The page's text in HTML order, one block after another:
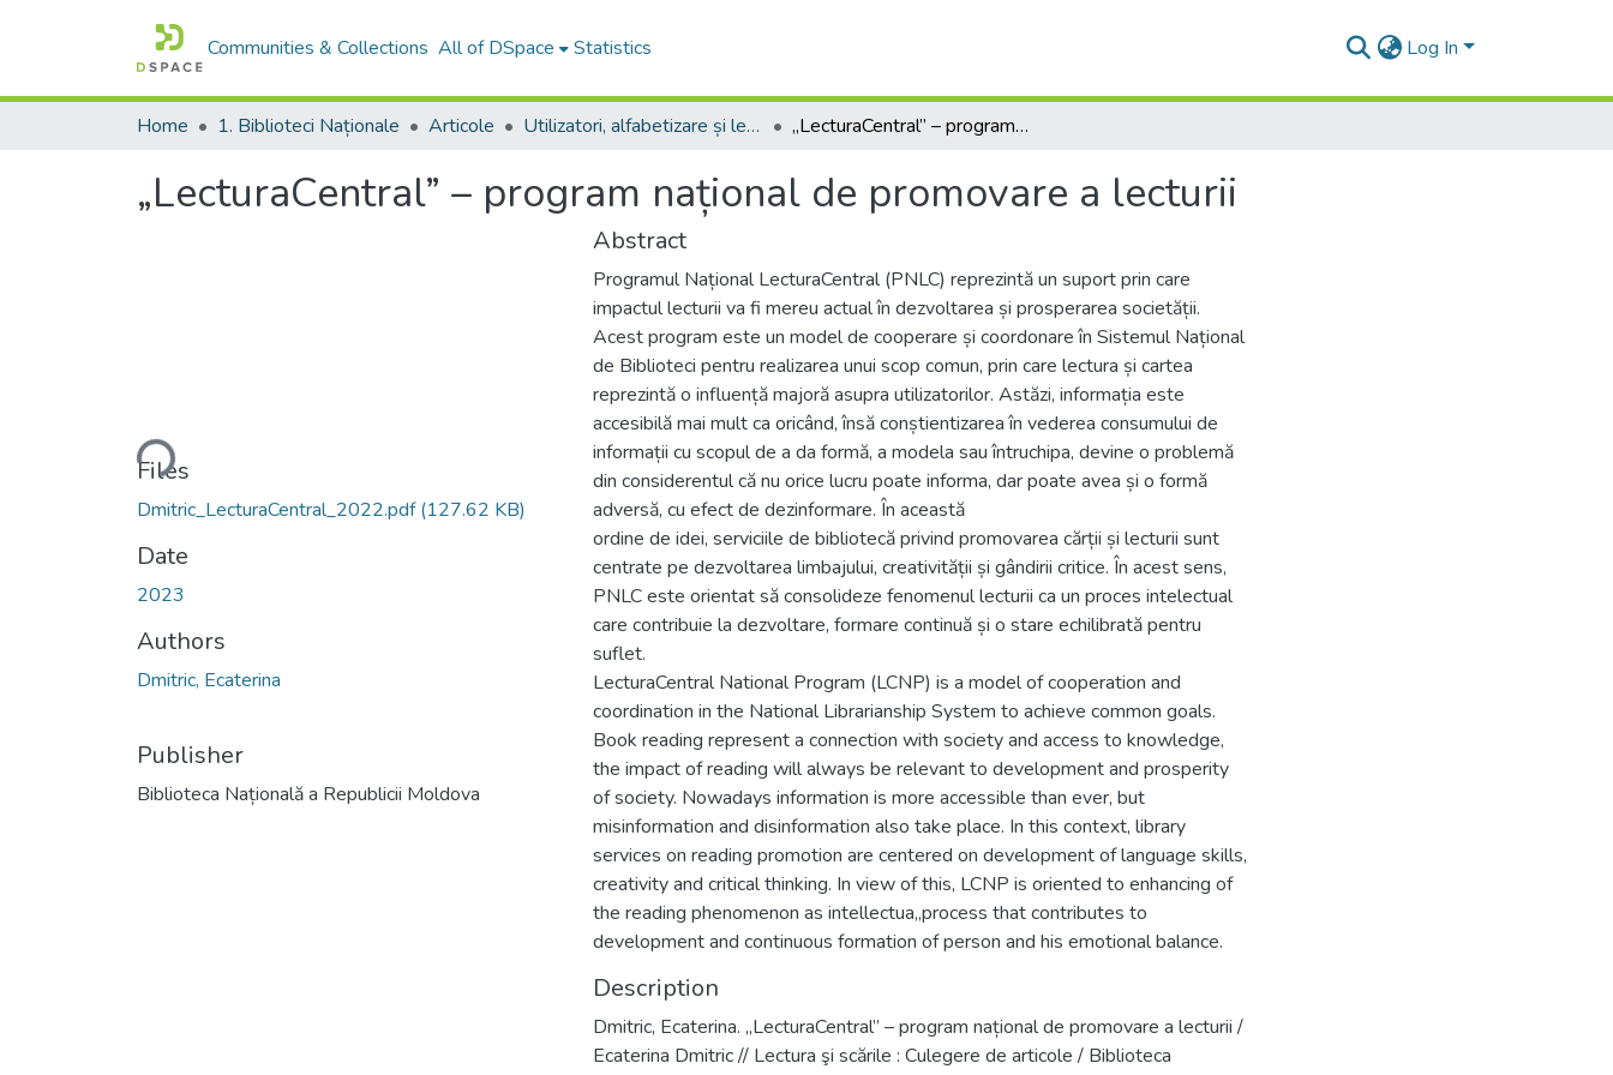
Communities & Collections All of DSpace Statistics Log In
Home 1. Biblioteci Naționale Articole Utilizatori, alfabetizare și lectură „LecturaCentral” – program național de promovare a lecturii
„LecturaCentral” – program național de promovare a lecturii
Loading...
Files
Dmitric_LecturaCentral_2022.pdf(127.62 KB)
Date
2023
Authors
Dmitric, Ecaterina
Publisher
Biblioteca Națională a Republicii Moldova
Abstract
Programul Național LecturaCentral (PNLC) reprezintă un suport prin care
impactul lecturii va fi mereu actual în dezvoltarea și prosperarea societății.
Acest program este un model de cooperare și coordonare în Sistemul Național
de Biblioteci pentru realizarea unui scop comun, prin care lectura și cartea
reprezintă o influență majoră asupra utilizatorilor. Astăzi, informația este
accesibilă mai mult ca oricând, însă conștientizarea în vederea consumului de
informații cu scopul de a da formă, a modela sau întruchipa, devine o problemă
din considerentul că nu orice lucru poate informa, dar poate avea și o formă
adversă, cu efect de dezinformare. În această
ordine de idei, serviciile de bibliotecă privind promovarea cărții și lecturii sunt
centrate pe dezvoltarea limbajului, creativității și gândirii critice. În acest sens,
PNLC este orientat să consolideze fenomenul lecturii ca un proces intelectual
care contribuie la dezvoltare, formare continuă și o stare echilibrată pentru
suflet.
LecturaCentral National Program (LCNP) is a model of cooperation and
coordination in the National Librarianship System to achieve common goals.
Book reading represent a connection with society and access to knowledge,
the impact of reading will always be relevant to development and prosperity
of society. Nowadays information is more accessible than ever, but
misinformation and disinformation also take place. In this context, library
services on reading promotion are centered on development of language skills,
creativity and critical thinking. In view of this, LCNP is oriented to enhancing of
the reading phenomenon as intellectua„process that contributes to
development and continuous formation of person and his emotional balance.
Description
Dmitric, Ecaterina. „LecturaCentral” – program național de promovare a lecturii /
Ecaterina Dmitric // Lectura şi scările : Culegere de articole / Biblioteca